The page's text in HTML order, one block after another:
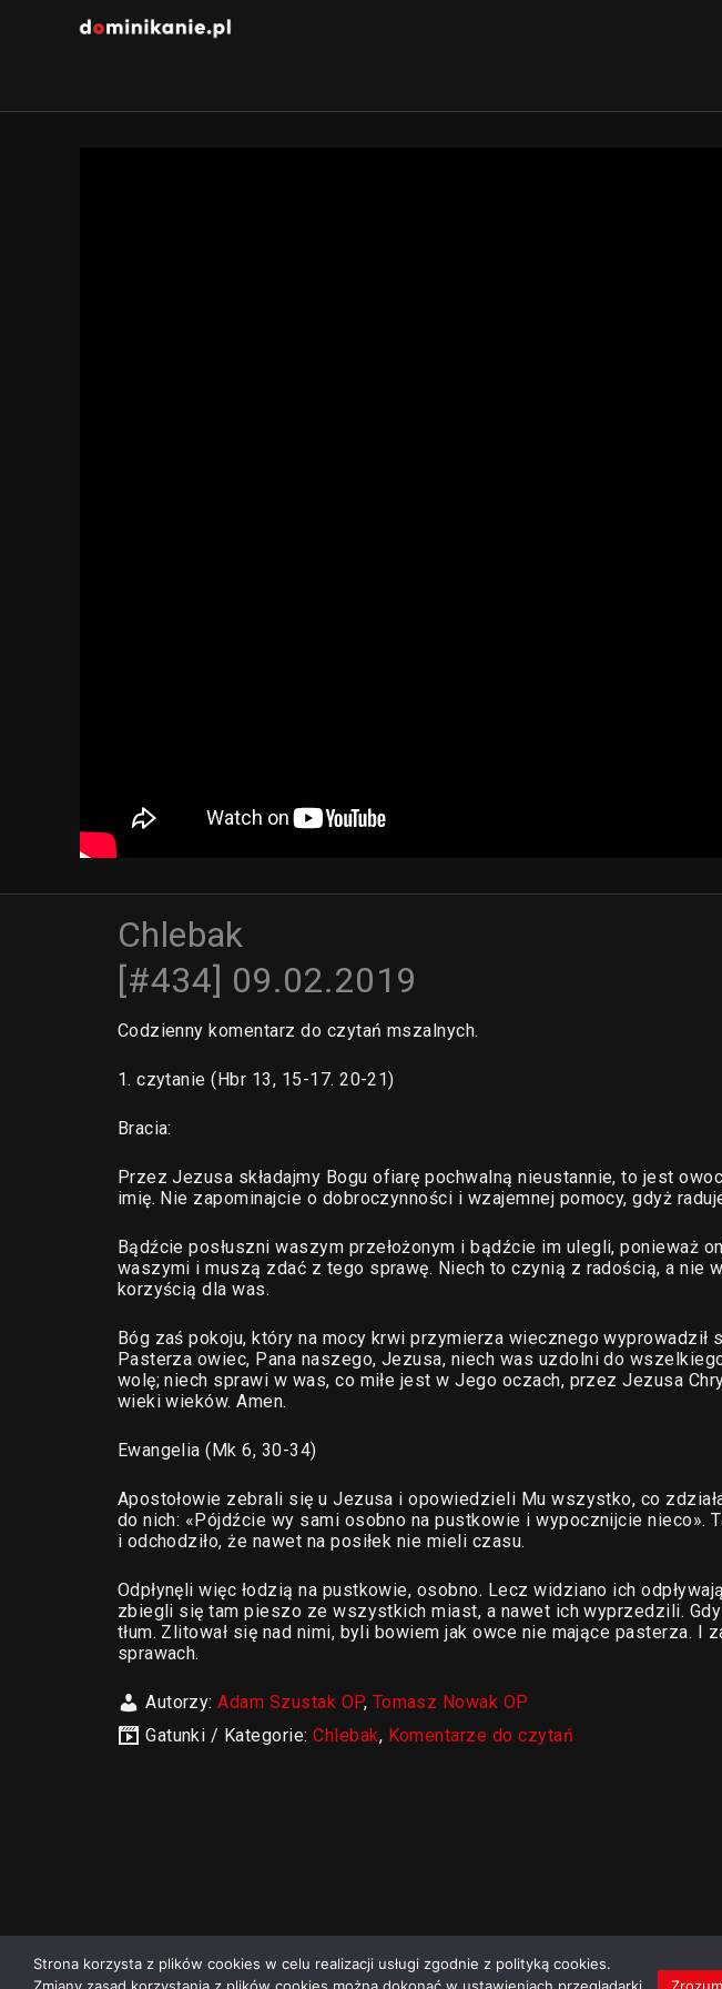
Chlebak
[#434] 09.02.2019
Codzienny komentarz do czytań mszalnych.
1. czytanie (Hbr 13, 15-17. 20-21)
Bracia:
Przez Jezusa składajmy Bogu ofiarę pochwalną nieustannie, to jest
imię. Nie zapominajcie o dobroczynności i wzajemnej pomocy, gdyż
Bądźcie posłuszni waszym przełożonym i bądźcie im ulegli, ponieważ
waszymi i muszą zdać z tego sprawę. Niech to czynią z radością, a nie
korzyścią dla was.
Bóg zaś pokoju, który na mocy krwi przymierza wiecznego wyprowadził
Pasterza owiec, Pana naszego, Jezusa, niech was uzdolni do
wolę; niech sprawi w was, co miłe jest w Jego oczach, przez Jezusa
wieki wieków. Amen.
Ewangelia (Mk 6, 30-34)
Apostołowie zebrali się u Jezusa i opowiedzieli Mu wszystko, co
do nich: «Pójdźcie wy sami osobno na pustkowie i wypocznijcie nieco».
i odchodziło, że nawet na posiłek nie mieli czasu.
Odpłynęli więc łodzią na pustkowie, osobno. Lecz widziano ich
zbiegli się tam pieszo ze wszystkich miast, a nawet ich wyprzedzili.
tłum. Zlitował się nad nimi, byli bowiem jak owce nie mające pasterza. I
sprawach.
Autorzy:Adam Szustak OP, Tomasz Nowak OP
Gatunki / Kategorie:Chlebak, Komentarze do czytań
Strona korzysta z plików cookies w celu realizacji usługi zgodnie z polityką cookies.